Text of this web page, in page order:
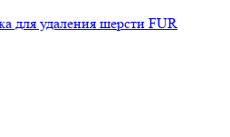
для удаления шерсти FUR